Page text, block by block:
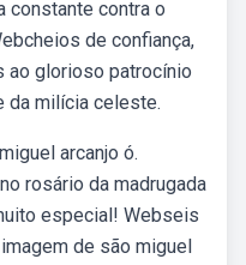
constante contra o
de confiança,
ao glorioso patrocínio
da milícia celeste.
arcanjo ó.
rosário da madrugada
especial! Webseis
de são miguel